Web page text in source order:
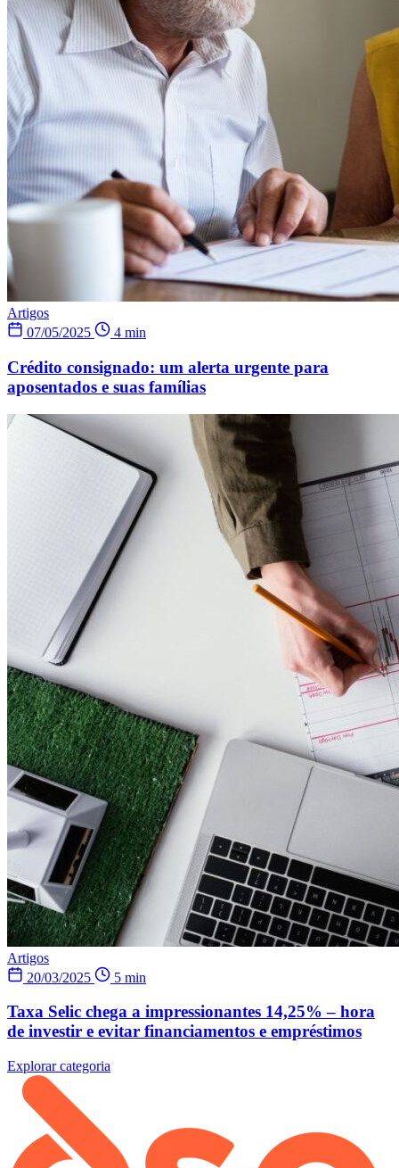
Artigos
07/05/2025
4 min
Crédito consignado: um alerta urgente para
aposentados e suas famílias
Artigos
20/03/2025
5 min
Taxa Selic chega a impressionantes 14,25% – hora
de investir e evitar financiamentos e empréstimos
Explorar categoria